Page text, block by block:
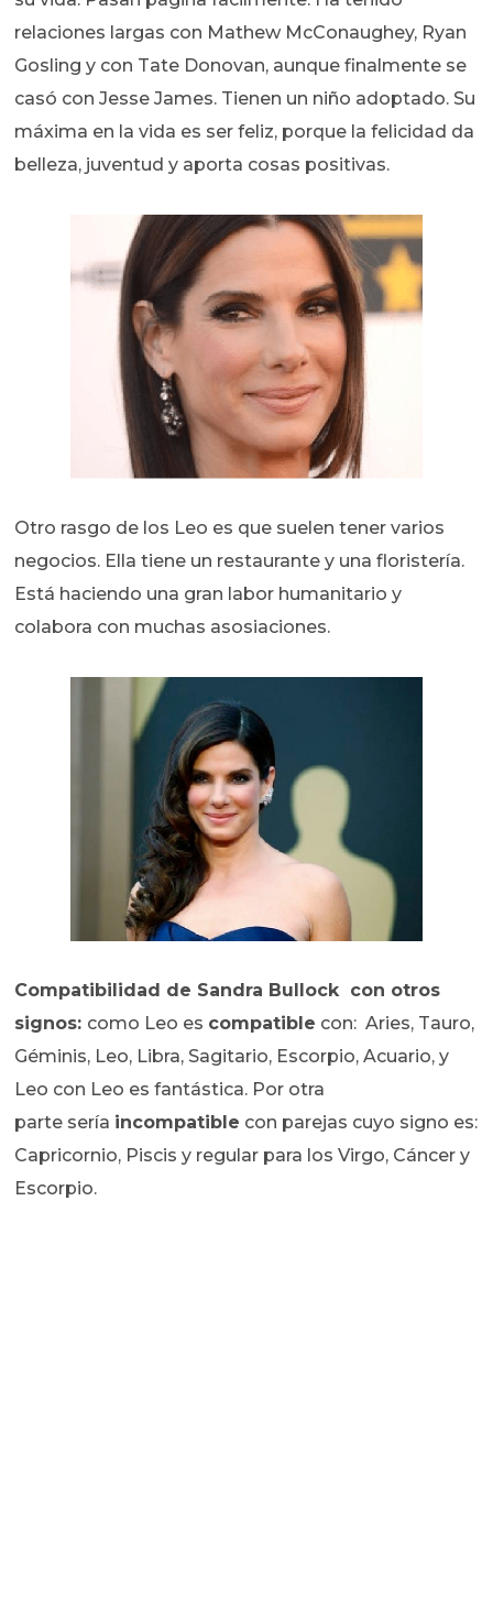
relaciones largas con Mathew McConaughey, Ryan
Gosling y con Tate Donovan, aunque finalmente se
casó con Jesse James. Tienen un niño adoptado. Su
máxima en la vida es ser feliz, porque la felicidad da
belleza, juventud y aporta cosas positivas.
Otro rasgo de los Leo es que suelen tener varios
negocios. Ella tiene un restaurante y una floristería.
Está haciendo una gran labor humanitario y
colabora con muchas asosiaciones.
Compatibilidad de Sandra Bullock con otros
signos: como Leo es compatible con: Aries, Tauro,
Géminis, Leo, Libra, Sagitario, Escorpio, Acuario, y
Leo con Leo es fantástica. Por otra
parte sería incompatible con parejas cuyo signo es:
Capricornio, Piscis y regular para los Virgo, Cáncer y
Escorpio.